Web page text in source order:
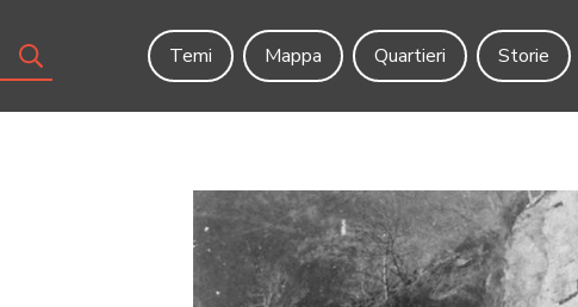
Temi
Mappa Quartieri Storie